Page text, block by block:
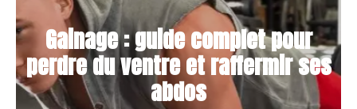
Gainage : guide complet pour
perdre du ventre et raffermir ses
abdos